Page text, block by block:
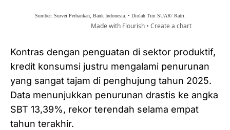
​Kontras dengan penguatan di sektor produktif,
kredit konsumsi justru mengalami penurunan
yang sangat tajam di penghujung tahun 2025.
Data menunjukkan penurunan drastis ke angka
SBT 13,39%, rekor terendah selama empat
tahun terakhir.